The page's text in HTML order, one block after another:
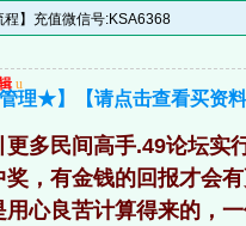
】充值微信号:KSA6368
u
理★】【请点击查看买资
更多民间高手.49论坛实
奖，有金钱的回报才会
用心良苦计算得来的，